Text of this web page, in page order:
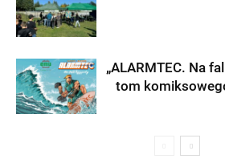
„ALARMTEC. Na
tom